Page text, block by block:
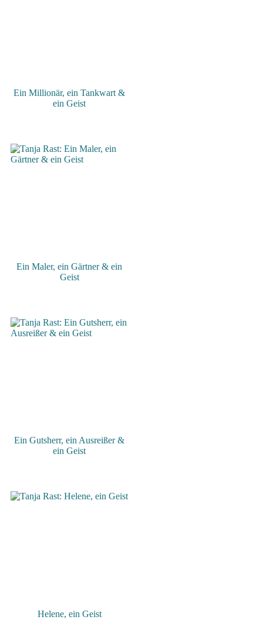
Ein Millionär, ein Tankwart &
ein Geist
Ein Maler, ein Gärtner & ein
Geist
Ein Gutsherr, ein Ausreißer &
ein Geist
Helene, ein Geist